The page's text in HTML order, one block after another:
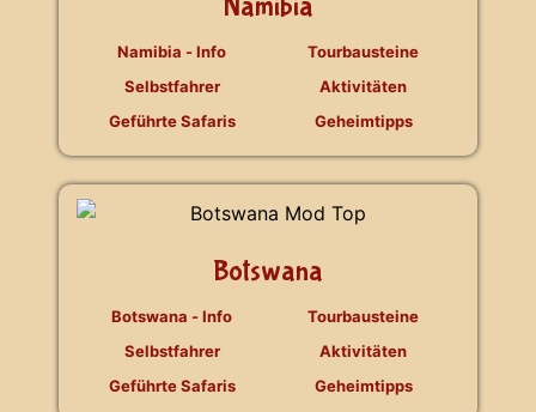
Namibia
Namibia - Info
Selbstfahrer
Geführte Safaris
Tourbausteine
Aktivitäten
Geheimtipps
Botswana
Botswana - Info
Selbstfahrer
Geführte Safaris
Tourbausteine
Aktivitäten
Geheimtipps